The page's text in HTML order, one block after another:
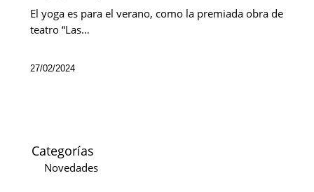
El yoga es para el verano, como la premiada obra de
teatro “Las…
27/02/2024
Categorías
Novedades